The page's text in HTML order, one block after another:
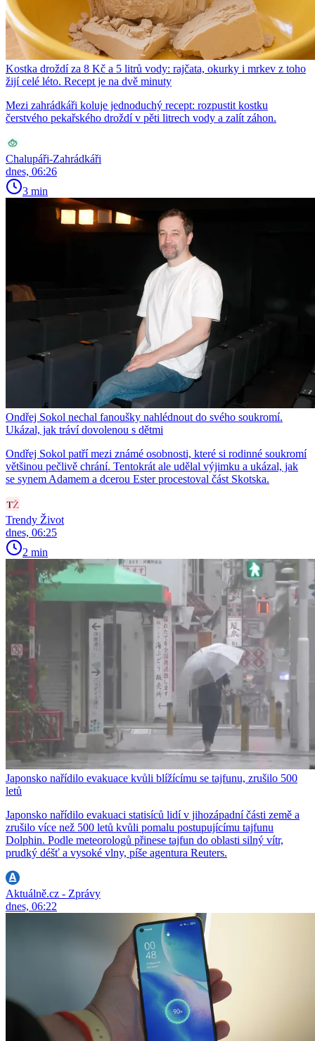
Kostka droždí za 8 Kč a 5 litrů vody: rajčata, okurky i mrkev z toho
žijí celé léto. Recept je na dvě minuty
Mezi zahrádkáři koluje jednoduchý recept: rozpustit kostku
čerstvého pekařského droždí v pěti litrech vody a zalít záhon.
Chalupáři-Zahrádkáři
dnes, 06:26
3 min
Ondřej Sokol nechal fanoušky nahlédnout do svého soukromí.
Ukázal, jak tráví dovolenou s dětmi
Ondřej Sokol patří mezi známé osobnosti, které si rodinné soukromí
většinou pečlivě chrání. Tentokrát ale udělal výjimku a ukázal, jak
se synem Adamem a dcerou Ester procestoval část Skotska.
Trendy Život
dnes, 06:25
2 min
Japonsko nařídilo evakuace kvůli blížícímu se tajfunu, zrušilo 500
letů
Japonsko nařídilo evakuaci statisíců lidí v jihozápadní části země a
zrušilo více než 500 letů kvůli pomalu postupujícímu tajfunu
Dolphin. Podle meteorologů přinese tajfun do oblasti silný vítr,
prudký déšť a vysoké vlny, píše agentura Reuters.
Aktuálně.cz - Zprávy
dnes, 06:22